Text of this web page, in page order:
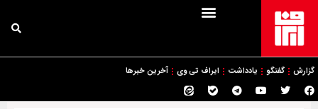
گزارش گفتگو یادداشت ایراف تی وی آخرین خبرها